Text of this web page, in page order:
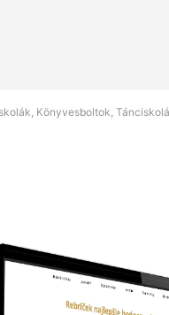
Könyvesboltok,